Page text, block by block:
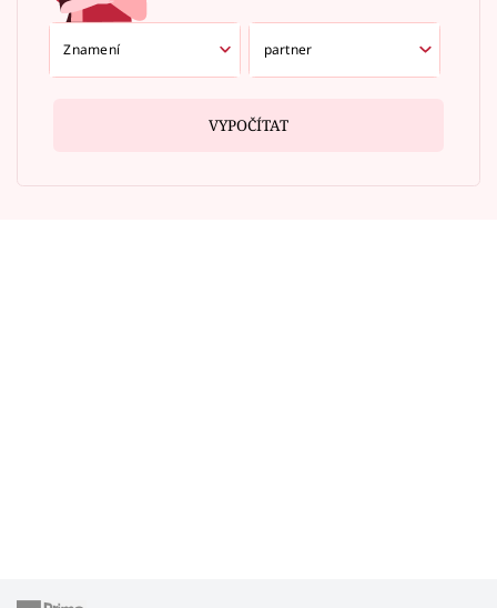
VYPOČÍTAT